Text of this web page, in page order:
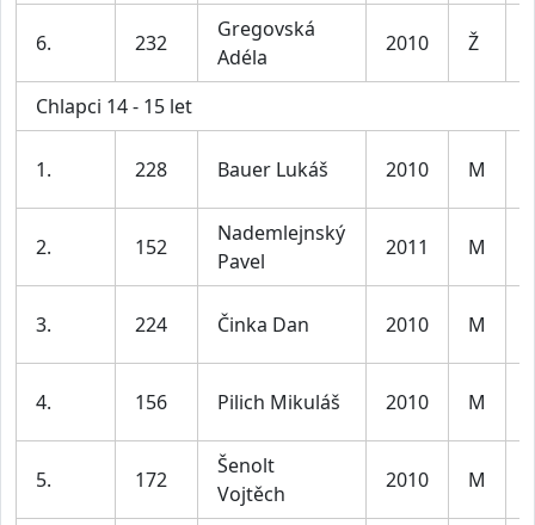
6. 232
Gregovská
Adéla
2010 Ž
Chlapci 14 - 15 let
1. 228 Bauer Lukáš 2010 M
2. 152
Nademlejnský
Pavel
2011 M
3. 224 Činka Dan 2010 M
4. 156 Pilich Mikuláš 2010 M
5. 172
Šenolt
Vojtěch
2010 M